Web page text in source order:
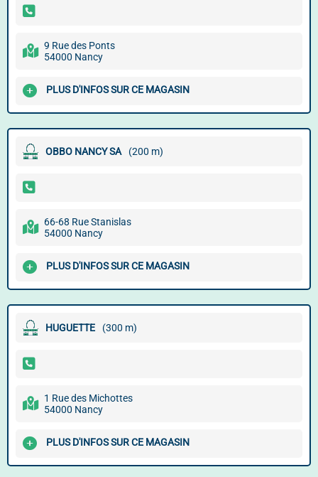
9 Rue des Ponts
54000 Nancy
PLUS D'INFOS SUR CE MAGASIN
OBBO NANCY SA (200 m)
66-68 Rue Stanislas
54000 Nancy
PLUS D'INFOS SUR CE MAGASIN
HUGUETTE (300 m)
1 Rue des Michottes
54000 Nancy
PLUS D'INFOS SUR CE MAGASIN